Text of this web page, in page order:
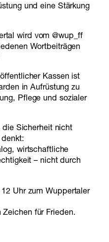
und eine Stärkung
wird vom @wup_ff
Wortbeiträgen
Kassen ist
in Aufrüstung zu
Pflege und sozialer
die Sicherheit nicht
wirtschaftliche
– nicht durch
Uhr zum Wuppertaler
für Frieden.